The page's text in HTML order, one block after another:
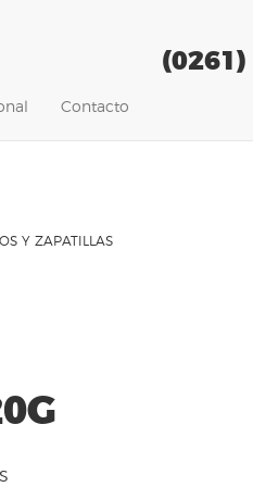
(0261)
Contacto
Y ZAPATILLAS